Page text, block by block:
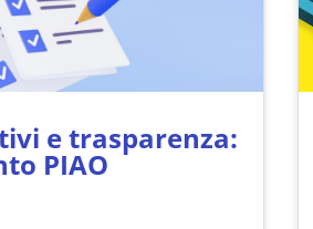
e trasparenza:
PIAO